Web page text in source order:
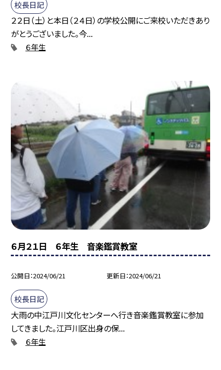
校長日記
２２日（土）と本日（２４日）の学校公開にご来校いただきあり
がとうございました。今...
６年生
６月２１日 ６年生 音楽鑑賞教室
公開日 2024/06/21 更新日 2024/06/21
校長日記
大雨の中江戸川文化センターへ行き音楽鑑賞教室に参加
してきました。江戸川区出身の保...
６年生